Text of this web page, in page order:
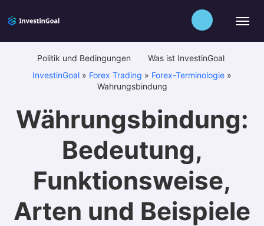
Politik und Bedingungen
Was ist InvestinGoal
InvestinGoal » Forex Trading » Forex-Terminologie »
Wahrungsbindung
Währungsbindung:
Bedeutung,
Funktionsweise,
Arten und Beispiele